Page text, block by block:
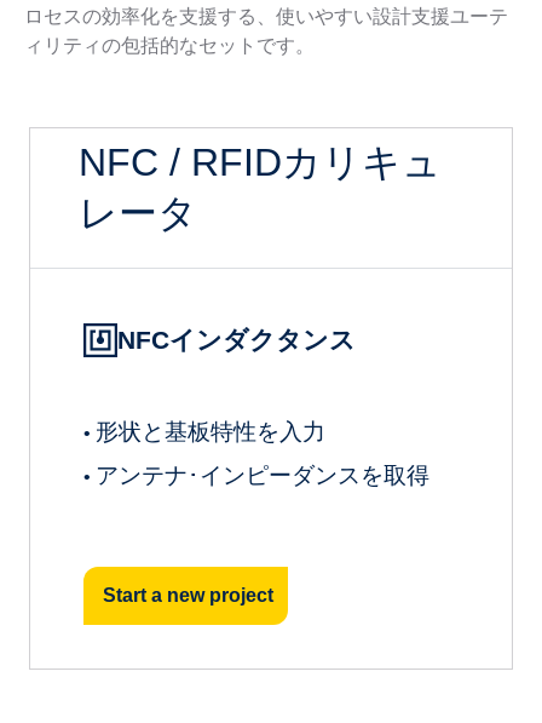
ロセスの効率化を支援する、使いやすい設計支援ユーテ
ィリティの包括的なセットです。
NFC / RFIDカリキュ
レータ
NFCインダクタンス
• 形状と基板特性を入力
• アンテナ･インピーダンスを取得
Start a new project